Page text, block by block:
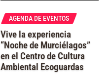
AGENDA DE EVENTOS
Vive la experiencia
“Noche de Murciélagos”
en el Centro de Cultura
Ambiental Ecoguardas